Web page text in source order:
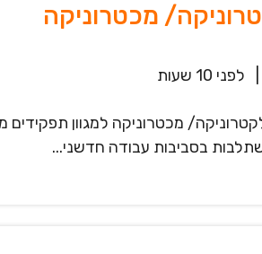
מכטרוניקה
לפני 10 שעות
מכטרוניקה למגוון
בסביבות עבודה חדשני...